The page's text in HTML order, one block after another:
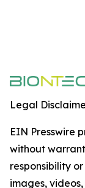
Legal
EIN Presswire
without
responsibility
images,